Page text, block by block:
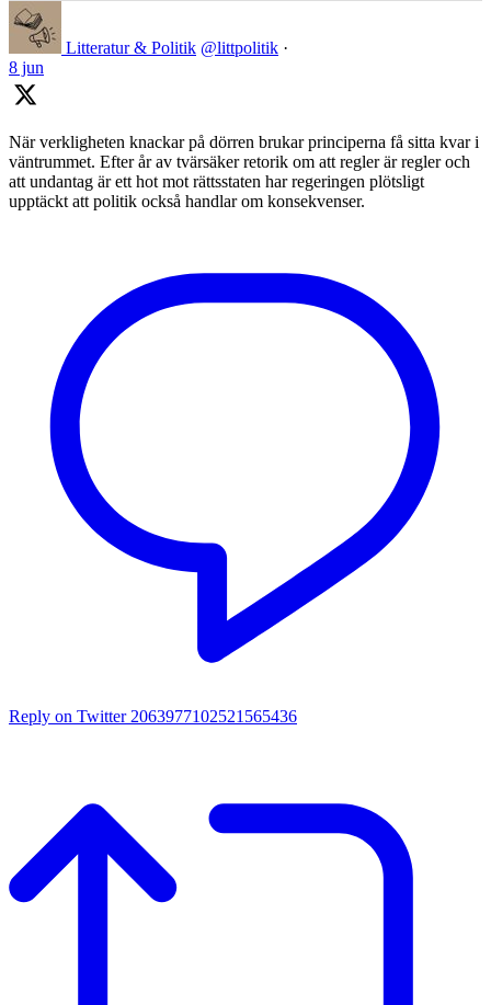
Litteratur & Politik @littpolitik ·
8 jun
När verkligheten knackar på dörren brukar principerna få sitta kvar i
väntrummet. Efter år av tvärsäker retorik om att regler är regler och
att undantag är ett hot mot rättsstaten har regeringen plötsligt
upptäckt att politik också handlar om konsekvenser.
Reply on Twitter 2063977102521565436